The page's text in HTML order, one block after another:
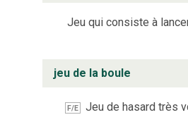
Jeu qui consiste à
jeu de la boule
F/E Jeu de hasard très